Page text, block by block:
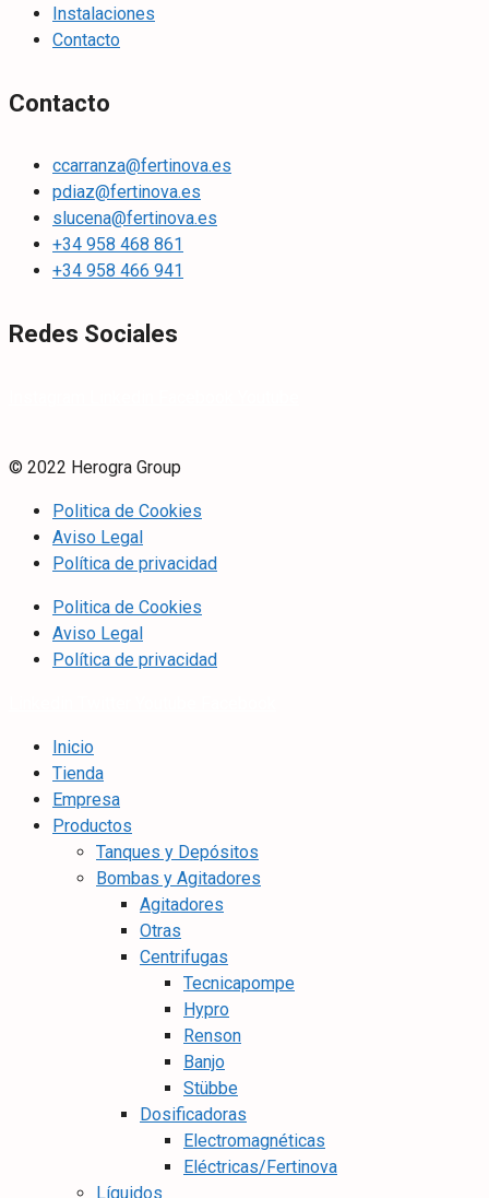
Instalaciones
Contacto
Contacto
ccarranza@fertinova.es
pdiaz@fertinova.es
slucena@fertinova.es
+34 958 468 861
+34 958 466 941
Redes Sociales
© 2022 Herogra Group
Politica de Cookies
Aviso Legal
Política de privacidad
Politica de Cookies
Aviso Legal
Política de privacidad
Inicio
Tienda
Empresa
Productos
Tanques y Depósitos
Bombas y Agitadores
Agitadores
Otras
Centrifugas
Tecnicapompe
Hypro
Renson
Banjo
Stübbe
Dosificadoras
Electromagnéticas
Eléctricas/Fertinova
Líquidos